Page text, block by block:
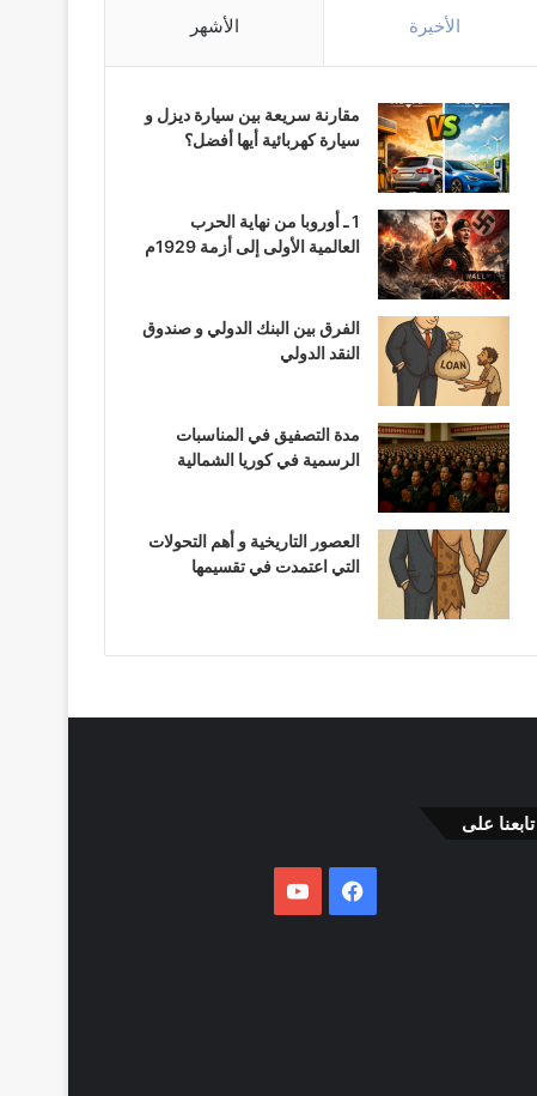
الأخيرة الأشهر
مقارنة سريعة بين سيارة ديزل و
سيارة كهربائية أيها أفضل؟
1 ـ أوروبا من نهاية الحرب
العالمية الأولى إلى أزمة 1929م
الفرق بين البنك الدولي و صندوق
النقد الدولي
مدة التصفيق في المناسبات
الرسمية في كوريا الشمالية
العصور التاريخية و أهم التحولات
التي اعتمدت في تقسيمها
تابعنا على
فيسبوكيوتيوب